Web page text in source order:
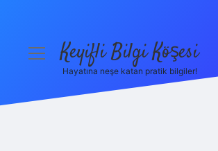
menüyüKeyifli Bilgi Köşesi
Hayatına neşe katan pratik bilgiler!